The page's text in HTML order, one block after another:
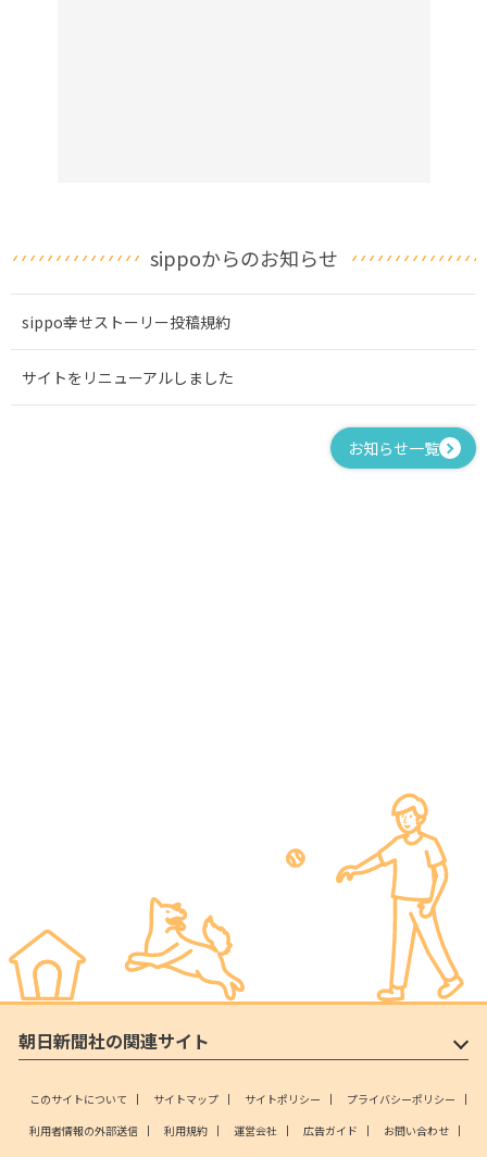
sippoからのお知らせ
sippo幸せストーリー投稿規約
サイトをリニューアルしました
お知らせ一覧
朝日新聞社の関連サイト
このサイトについて サイトマップ サイトポリシー
プライバシーポリシー
利用者情報の外部送信
利用規約 運営会社 広告ガイド
お問い合わせ